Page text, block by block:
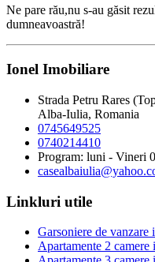
Ne pare rău,nu s-au găsit
dumneavoastră!
Ionel Imobiliare
Strada Petru Rares
Alba-Iulia, Romania
0745649525
0740214410
Program: luni - Vineri
Linkluri utile
Garsoniere de
Apartamente 2